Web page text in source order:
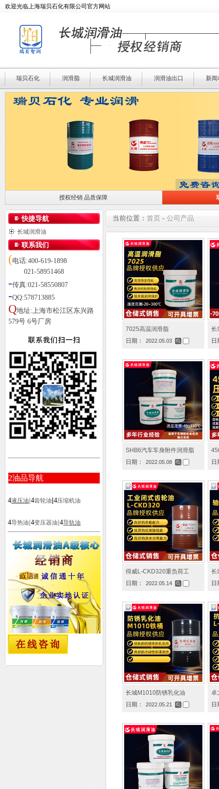
欢迎光临上海瑞贝石化有限公司官方网站
瑞贝石化 润滑脂 长城润滑油 润滑油出口 新闻
授权经销 品质保障
授权经销 品质保障
瑞贝石化 专业润滑
快捷导航
长城润滑油
联系我们
(电话:400-619-1898
021-58951468
-传真:021-58550807
-QQ:578713885
Q地址:上海市松江区东兴路
579号 6号厂房
2油品导航
4液压油|4齿轮油|4压缩机油
4导热油|4变压器油|4导轨油
当前位置： 首页 - 公司产品
7025高温润滑脂
日期：
2022.05.03
长
日
SHB6汽车车身附件润滑脂
日期：
2022.05.08
日
得威L-CKD320重负荷工
日期：
2022.05.14
长
日
长城M1010防锈乳化油
日期：
2022.05.21
卓
日